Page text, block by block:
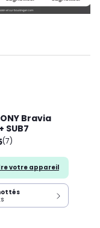
Bravia
SUB7
(7)
votre appareil